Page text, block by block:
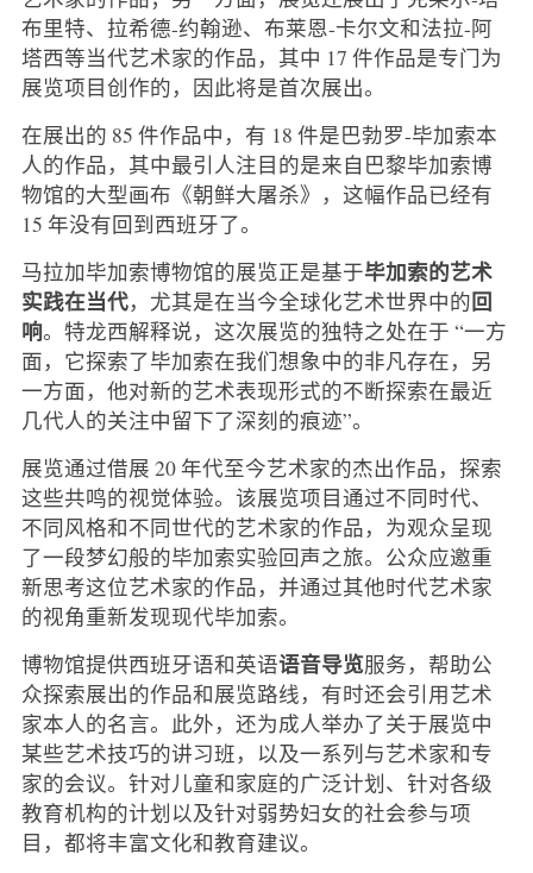
布里特、拉希德-约翰逊、布莱恩-卡尔文和法拉-阿
塔西等当代艺术家的作品，其中 17 件作品是专门为
展览项目创作的，因此将是首次展出。
在展出的 85 件作品中，有 18 件是巴勃罗-毕加索本
人的作品，其中最引人注目的是来自巴黎毕加索博
物馆的大型画布《朝鲜大屠杀》，这幅作品已经有
15 年没有回到西班牙了。
马拉加毕加索博物馆的展览正是基于毕加索的艺术
实践在当代，尤其是在当今全球化艺术世界中的回
响。特龙西解释说，这次展览的独特之处在于 “一方
面，它探索了毕加索在我们想象中的非凡存在，另
一方面，他对新的艺术表现形式的不断探索在最近
几代人的关注中留下了深刻的痕迹”。
展览通过借展 20 年代至今艺术家的杰出作品，探索
这些共鸣的视觉体验。该展览项目通过不同时代、
不同风格和不同世代的艺术家的作品，为观众呈现
了一段梦幻般的毕加索实验回声之旅。公众应邀重
新思考这位艺术家的作品，并通过其他时代艺术家
的视角重新发现现代毕加索。
博物馆提供西班牙语和英语语音导览服务，帮助公
众探索展出的作品和展览路线，有时还会引用艺术
家本人的名言。此外，还为成人举办了关于展览中
某些艺术技巧的讲习班，以及一系列与艺术家和专
家的会议。针对儿童和家庭的广泛计划、针对各级
教育机构的计划以及针对弱势妇女的社会参与项
目，都将丰富文化和教育建议。